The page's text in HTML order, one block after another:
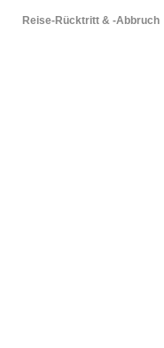
Reise-Rücktritt & -Abbruch